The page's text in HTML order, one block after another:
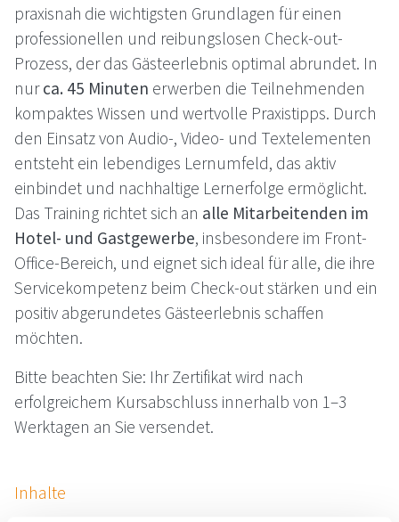
praxisnah die wichtigsten Grundlagen für einen
professionellen und reibungslosen Check-out-
Prozess, der das Gästeerlebnis optimal abrundet. In
nurca. 45 Minuten erwerben die Teilnehmenden
kompaktes Wissen und wertvolle Praxistipps. Durch
den Einsatz von Audio-, Video- und Textelementen
entsteht ein lebendiges Lernumfeld, das aktiv
einbindet und nachhaltige Lernerfolge ermöglicht.
Das Training richtet sich an alle Mitarbeitenden im
Hotel- und Gastgewerbe, insbesondere im Front-
Office-Bereich, und eignet sich ideal für alle, die ihre
Servicekompetenz beim Check-out stärken und ein
positiv abgerundetes Gästeerlebnis schaffen
möchten.
Bitte beachten Sie: Ihr Zertifikat wird nach
erfolgreichem Kursabschluss innerhalb von 1–3
Werktagen an Sie versendet.
Inhalte